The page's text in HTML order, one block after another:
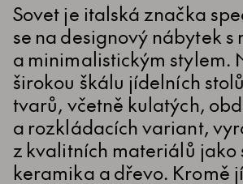
Sovet je italská značka
se na designový nábytek s
a minimalistickým stylem.
širokou škálu jídelních
tvarů, včetně kulatých,
a rozkládacích variant,
z kvalitních materiálů jako
keramika a dřevo. Kromě